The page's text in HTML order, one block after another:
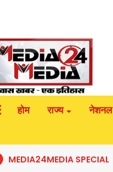
होम राज्य नेशनल
MEDIA24MEDIA SPECIAL